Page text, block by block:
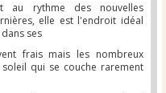
au rythme des nouvelles
elle est l'endroit idéal
ses
frais mais les nombreux
qui se couche rarement